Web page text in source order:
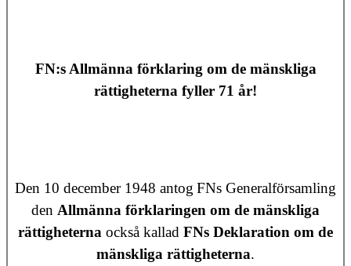
FN:s Allmänna förklaring om de mänskliga
rättigheterna fyller 71 år!
Den 10 december 1948 antog FNs Generalförsamling
den Allmänna förklaringen om de mänskliga
rättigheterna också kallad FNs Deklaration om de
mänskliga rättigheterna.